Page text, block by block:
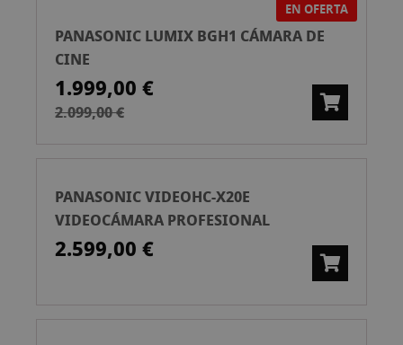
EN OFERTA
PANASONIC LUMIX BGH1 CÁMARA DE
CINE
1.999,00 €
2.099,00 €
PANASONIC VIDEOHC-X20E
VIDEOCÁMARA PROFESIONAL
2.599,00 €